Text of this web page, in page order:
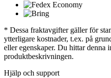
* Dessa fraktavgifter gäller för
ytterligare kostnader, t.ex. på
eller egenskaper. Du hittar denna
produktbeskrivningen.
Hjälp och support